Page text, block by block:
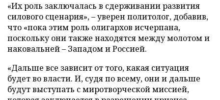
«Их роль заключалась в сдерживании развития
силового сценария», – уверен политолог, добавив,
что «пока этим роль олигархов исчерпана,
поскольку они также находятся между молотом и
наковальней – Западом и Россией.
«Дальше все зависит от того, какая ситуация
будет во власти. И, судя по всему, они и дальше
будут выступать с миротворческой миссией,